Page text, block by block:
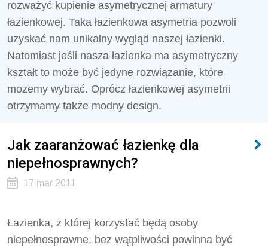
rozważyć kupienie asymetrycznej armatury
łazienkowej. Taka łazienkowa asymetria pozwoli
uzyskać nam unikalny wygląd naszej łazienki.
Natomiast jeśli nasza łazienka ma asymetryczny
kształt to może być jedyne rozwiązanie, które
możemy wybrać. Oprócz łazienkowej asymetrii
otrzymamy także modny design.
Jak zaaranżować łazienkę dla
niepełnosprawnych?
17 mar 2011
Łazienka, z której korzystać będą osoby
niepełnosprawne, bez wątpliwości powinna być